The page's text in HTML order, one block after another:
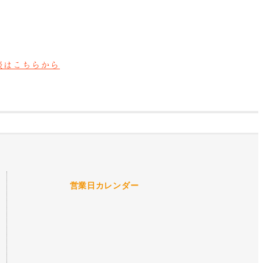
こちらから
営業日カレンダー